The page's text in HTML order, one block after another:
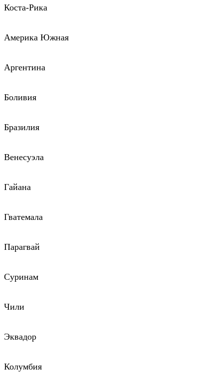
Коста-Рика
Америка Южная
Аргентина
Боливия
Бразилия
Венесуэла
Гайана
Гватемала
Парагвай
Суринам
Чили
Эквадор
Колумбия